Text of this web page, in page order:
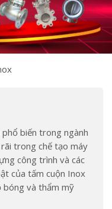
biến trong ngành
trong chế tạo máy
công trình và các
của tấm cuộn Inox
bóng và thẩm mỹ